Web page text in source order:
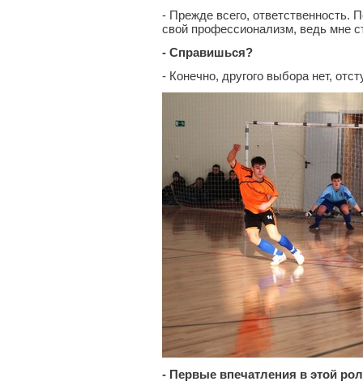
- Прежде всего, ответственность.
свой профессионализм, ведь мне
- Справишься?
- Конечно, другого выбора нет,
- Первые впечатления в этой